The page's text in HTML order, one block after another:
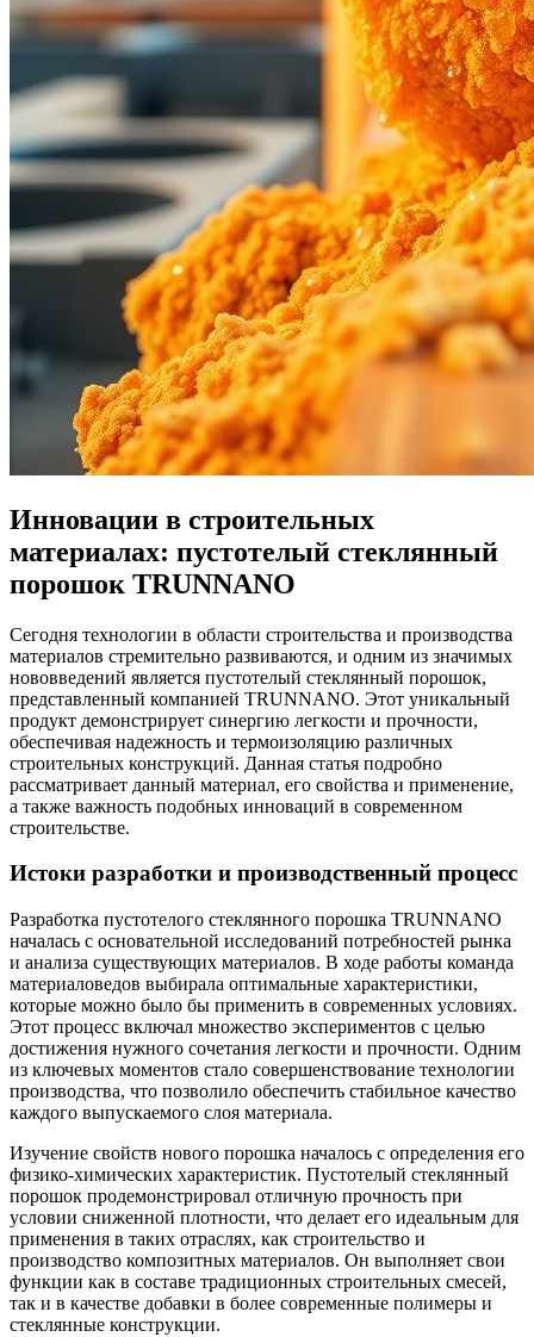
Инновации в строительных
материалах: пустотелый стеклянный
порошок TRUNNANO
Сегодня технологии в области строительства и производства
материалов стремительно развиваются, и одним из значимых
нововведений является пустотелый стеклянный порошок,
представленный компанией TRUNNANO. Этот уникальный
продукт демонстрирует синергию легкости и прочности,
обеспечивая надежность и термоизоляцию различных
строительных конструкций. Данная статья подробно
рассматривает данный материал, его свойства и применение,
а также важность подобных инноваций в современном
строительстве.
Истоки разработки и производственный процесс
Разработка пустотелого стеклянного порошка TRUNNANO
началась с основательной исследований потребностей рынка
и анализа существующих материалов. В ходе работы команда
материаловедов выбирала оптимальные характеристики,
которые можно было бы применить в современных условиях.
Этот процесс включал множество экспериментов с целью
достижения нужного сочетания легкости и прочности. Одним
из ключевых моментов стало совершенствование технологии
производства, что позволило обеспечить стабильное качество
каждого выпускаемого слоя материала.
Изучение свойств нового порошка началось с определения его
физико-химических характеристик. Пустотелый стеклянный
порошок продемонстрировал отличную прочность при
условии сниженной плотности, что делает его идеальным для
применения в таких отраслях, как строительство и
производство композитных материалов. Он выполняет свои
функции как в составе традиционных строительных смесей,
так и в качестве добавки в более современные полимеры и
стеклянные конструкции.